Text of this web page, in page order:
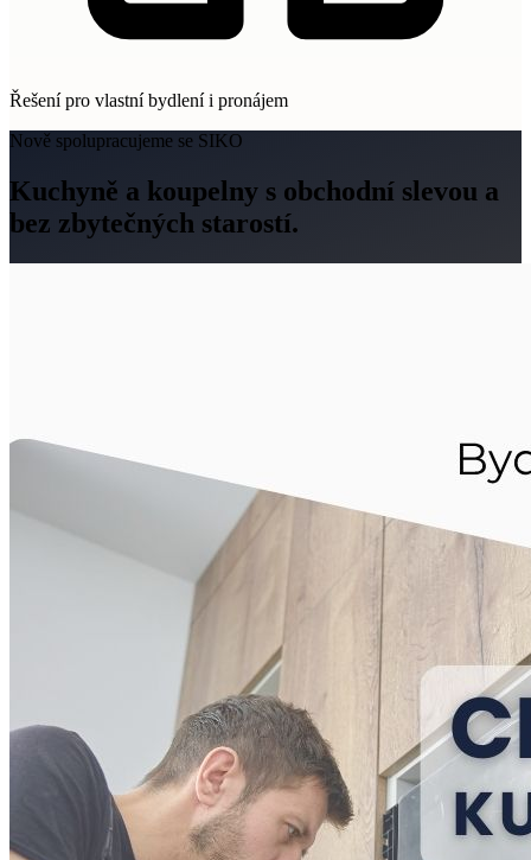
Řešení pro vlastní bydlení i pronájem
Nově spolupracujeme se SIKO
Kuchyně a koupelny s obchodní slevou a
bez zbytečných starostí.